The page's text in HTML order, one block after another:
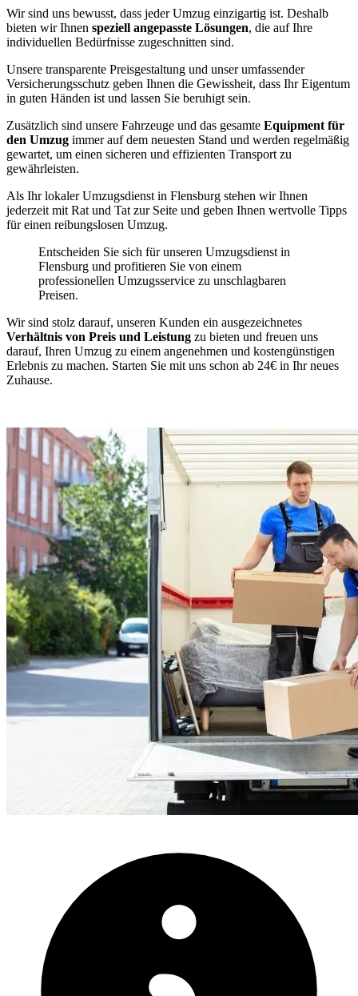
Wir sind uns bewusst, dass jeder Umzug einzigartig ist. Deshalb
bieten wir Ihnen speziell angepasste Lösungen, die auf Ihre
individuellen Bedürfnisse zugeschnitten sind.
Unsere transparente Preisgestaltung und unser umfassender
Versicherungsschutz geben Ihnen die Gewissheit, dass Ihr Eigentum
in guten Händen ist und lassen Sie beruhigt sein.
Zusätzlich sind unsere Fahrzeuge und das gesamte Equipment für
den Umzug immer auf dem neuesten Stand und werden regelmäßig
gewartet, um einen sicheren und effizienten Transport zu
gewährleisten.
Als Ihr lokaler Umzugsdienst in Flensburg stehen wir Ihnen
jederzeit mit Rat und Tat zur Seite und geben Ihnen wertvolle Tipps
für einen reibungslosen Umzug.
Entscheiden Sie sich für unseren Umzugsdienst in
Flensburg und profitieren Sie von einem
professionellen Umzugsservice zu unschlagbaren
Preisen.
Wir sind stolz darauf, unseren Kunden ein ausgezeichnetes
Verhältnis von Preis und Leistung zu bieten und freuen uns
darauf, Ihren Umzug zu einem angenehmen und kostengünstigen
Erlebnis zu machen. Starten Sie mit uns schon ab 24€ in Ihr neues
Zuhause.